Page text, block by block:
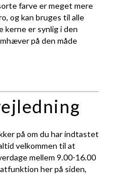
farve er meget mere
og kan bruges til alle
kerne er synlig i den
på den måde
på om du har indtastet
velkommen til at
mellem 9.00-16.00
her på siden,